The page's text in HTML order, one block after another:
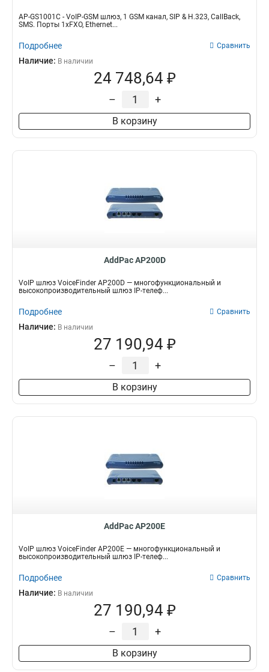
AP-GS1001C - VoIP-GSM шлюз, 1 GSM канал, SIP & H.323, CallBack,
SMS. Порты 1xFXO, Ethernet...
Подробнее Сравнить
Наличие: В наличии
24 748,64 ₽
– +
В корзину
AddPac AP200D
VoIP шлюз VoiceFinder AP200D — многофункциональный и
высокопроизводительный шлюз IP-телеф...
Подробнее Сравнить
Наличие: В наличии
27 190,94 ₽
– +
В корзину
AddPac AP200E
VoIP шлюз VoiceFinder AP200E — многофункциональный и
высокопроизводительный шлюз IP-телеф...
Подробнее Сравнить
Наличие: В наличии
27 190,94 ₽
– +
В корзину